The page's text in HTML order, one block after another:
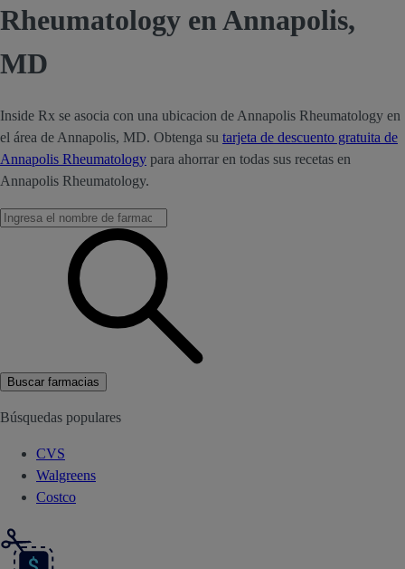
Rheumatology en Annapolis,
MD
Inside Rx se asocia con una ubicacion de Annapolis Rheumatology en
el área de Annapolis, MD. Obtenga su tarjeta de descuento gratuita de
Annapolis Rheumatology para ahorrar en todas sus recetas en
Annapolis Rheumatology.
Buscar farmacias
Búsquedas populares
CVS
Walgreens
Costco